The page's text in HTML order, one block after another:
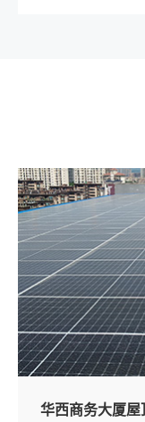
华西商务大厦屋